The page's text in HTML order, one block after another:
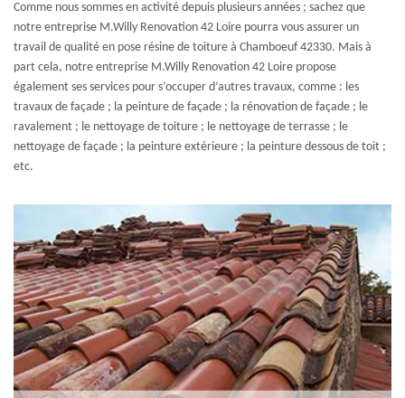
Comme nous sommes en activité depuis plusieurs années ; sachez que
notre entreprise M.Willy Renovation 42 Loire pourra vous assurer un
travail de qualité en pose résine de toiture à Chamboeuf 42330. Mais à
part cela, notre entreprise M.Willy Renovation 42 Loire propose
également ses services pour s’occuper d’autres travaux, comme : les
travaux de façade ; la peinture de façade ; la rénovation de façade ; le
ravalement ; le nettoyage de toiture ; le nettoyage de terrasse ; le
nettoyage de façade ; la peinture extérieure ; la peinture dessous de toit ;
etc.